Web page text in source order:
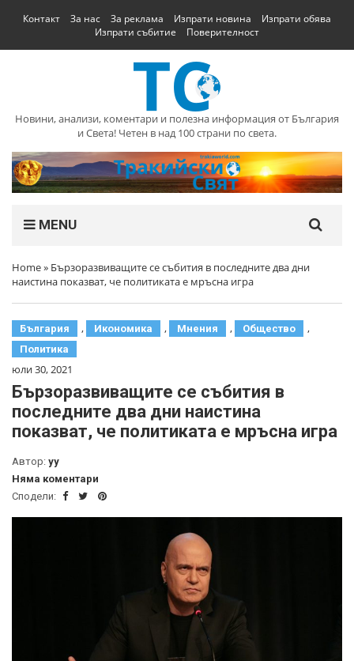
Контакт За нас За реклама Изпрати новина
Изпрати обява
Изпрати събитие
Поверителност
Новини, анализи, коментари и полезна информация от България
и Света! Четен в над 100 страни по света.
MENU
Home» Бързоразвиващите се събития в последните два дни
наистина показват, че политиката е мръсна игра
България , Икономика , Мнения , Общество ,
Политика
юли 30, 2021
Бързоразвиващите се събития в
последните два дни наистина
показват, че политиката е мръсна игра
Автор: yy
Няма коментари
Сподели: